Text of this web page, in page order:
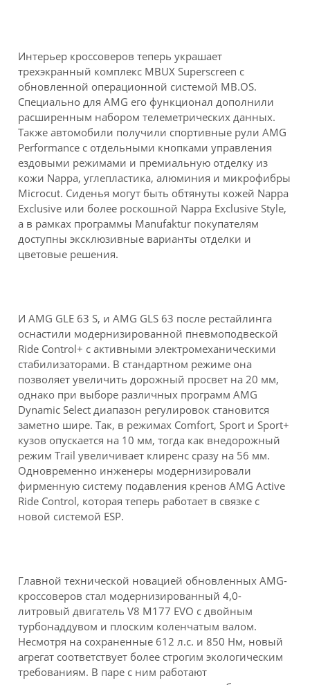
Интерьер кроссоверов теперь украшает
трехэкранный комплекс MBUX Superscreen с
обновленной операционной системой MB.OS.
Специально для AMG его функционал дополнили
расширенным набором телеметрических данных.
Также автомобили получили спортивные рули AMG
Performance с отдельными кнопками управления
ездовыми режимами и премиальную отделку из
кожи Nappa, углепластика, алюминия и микрофибры
Microcut. Сиденья могут быть обтянуты кожей Nappa
Exclusive или более роскошной Nappa Exclusive Style,
а в рамках программы Manufaktur покупателям
доступны эксклюзивные варианты отделки и
цветовые решения.
И AMG GLE 63 S, и AMG GLS 63 после рестайлинга
оснастили модернизированной пневмоподвеской
Ride Control+ с активными электромеханическими
стабилизаторами. В стандартном режиме она
позволяет увеличить дорожный просвет на 20 мм,
однако при выборе различных программ AMG
Dynamic Select диапазон регулировок становится
заметно шире. Так, в режимах Comfort, Sport и Sport+
кузов опускается на 10 мм, тогда как внедорожный
режим Trail увеличивает клиренс сразу на 56 мм.
Одновременно инженеры модернизировали
фирменную систему подавления кренов AMG Active
Ride Control, которая теперь работает в связке с
новой системой ESP.
Главной технической новацией обновленных AMG-
кроссоверов стал модернизированный 4,0-
литровый двигатель V8 M177 EVO с двойным
турбонаддувом и плоским коленчатым валом.
Несмотря на сохраненные 612 л.с. и 850 Нм, новый
агрегат соответствует более строгим экологическим
требованиям. В паре с ним работают